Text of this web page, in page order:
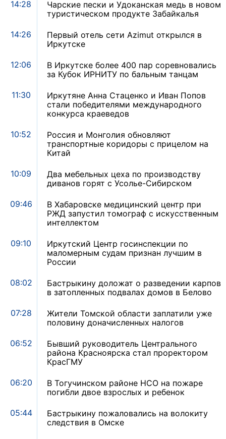
14:28
Чарские пески и Удоканская медь в новом
туристическом продукте Забайкалья
14:26
Первый отель сети Azimut открылся в
Иркутске
12:06
В Иркутске более 400 пар соревновались
за Кубок ИРНИТУ по бальным танцам
11:30
Иркутяне Анна Стаценко и Иван Попов
стали победителями международного
конкурса краеведов
10:52
Россия и Монголия обновляют
транспортные коридоры с прицелом на
Китай
10:09
Два мебельных цеха по производству
диванов горят с Усолье-Сибирском
09:46
В Хабаровске медицинский центр при
РЖД запустил томограф с искусственным
интеллектом
09:10
Иркутский Центр госинспекции по
маломерным судам признан лучшим в
России
08:02
Бастрыкину доложат о разведении карпов
в затопленных подвалах домов в Белово
07:28
Жители Томской области заплатили уже
половину доначисленных налогов
06:52
Бывший руководитель Центрального
района Красноярска стал проректором
КрасГМУ
06:20
В Тогучинском районе НСО на пожаре
погибли двое взрослых и ребенок
05:44
Бастрыкину пожаловались на волокиту
следствия в Омске